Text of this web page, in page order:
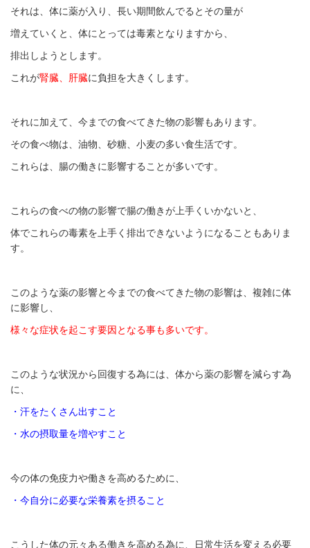
それは、体に薬が入り、長い期間飲んでるとその量が
増えていくと、体にとっては毒素となりますから、
排出しようとします。
これが腎臓、肝臓に負担を大きくします。
それに加えて、今までの食べてきた物の影響もあります。
その食べ物は、油物、砂糖、小麦の多い食生活です。
これらは、腸の働きに影響することが多いです。
これらの食べの物の影響で腸の働きが上手くいかないと、
体でこれらの毒素を上手く排出できないようになることもありま
す。
このような薬の影響と今までの食べてきた物の影響は、複雑に体
に影響し、
様々な症状を起こす要因となる事も多いです。
このような状況から回復する為には、体から薬の影響を減らす為
に、
・汗をたくさん出すこと
・水の摂取量を増やすこと
今の体の免疫力や働きを高めるために、
・今自分に必要な栄養素を摂ること
こうした体の元々ある働きを高める為に、日常生活を変える必要